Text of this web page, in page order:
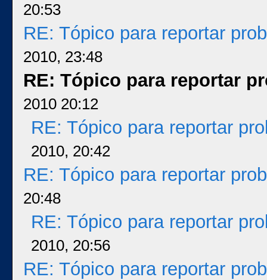
20:53
RE: Tópico para reportar
2010, 23:48
RE: Tópico para reportar
2010 20:12
RE: Tópico para reportar
2010, 20:42
RE: Tópico para reportar
20:48
RE: Tópico para reportar
2010, 20:56
RE: Tópico para reportar